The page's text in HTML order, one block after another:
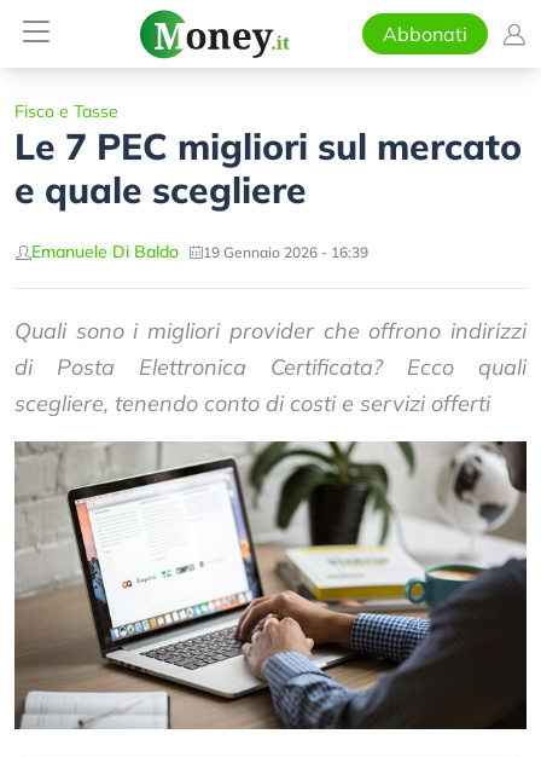
Abbonati
Fisco e Tasse
Le 7 PEC migliori sul mercato
e quale scegliere
Emanuele Di Baldo 19 Gennaio 2026 - 16:39
Quali sono i migliori provider che offrono indirizzi
di Posta Elettronica Certificata? Ecco quali
scegliere, tenendo conto di costi e servizi offerti